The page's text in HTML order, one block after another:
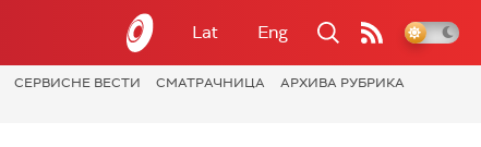
Lat Eng
СЕРВИСНЕ ВЕСТИ СМАТРАЧНИЦА
АРХИВА РУБРИКА